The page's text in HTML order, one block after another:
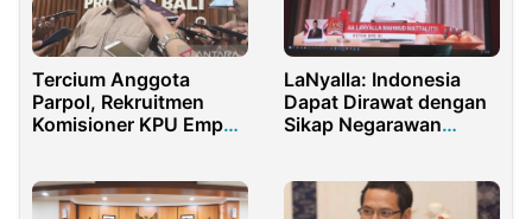
Tercium Anggota
Parpol, Rekruitmen
Komisioner KPU Empat
LaNyalla: Indonesia
Dapat Dirawat dengan
Sikap Negarawan